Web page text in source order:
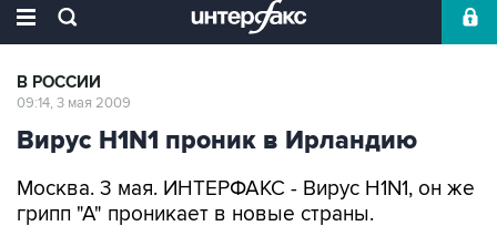
В РОССИИ
09:14, 3 мая 2009
Вирус H1N1 проник в Ирландию
Москва. 3 мая. ИНТЕРФАКС - Вирус H1N1, он же
грипп "А" проникает в новые страны.